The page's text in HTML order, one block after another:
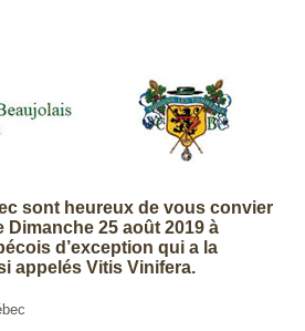
sont heureux de vous convier
25 août 2019 à
d’exception qui a la
appelés Vitis Vinifera.